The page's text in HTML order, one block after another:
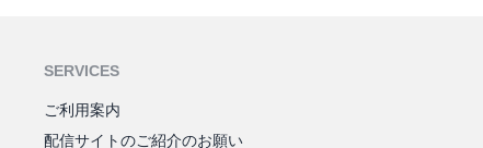
SERVICES
ご利用案内
配信サイトのご紹介のお願い